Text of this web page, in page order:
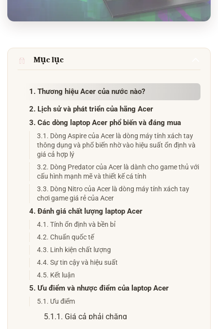
Mục lục
1. Thương hiệu Acer của nước nào?
2. Lịch sử và phát triển của hãng Acer
3. Các dòng laptop Acer phổ biến và đáng mua
3.1. Dòng Aspire của Acer là dòng máy tính xách tay
thông dụng và phổ biến nhờ vào hiệu suất ổn định và
giá cả hợp lý
3.2. Dòng Predator của Acer là dành cho game thủ với
cấu hình mạnh mẽ và thiết kế cá tính
3.3. Dòng Nitro của Acer là dòng máy tính xách tay
chơi game giá rẻ của Acer
4. Đánh giá chất lượng laptop Acer
4.1. Tính ổn định và bền bỉ
4.2. Chuẩn quốc tế
4.3. Linh kiện chất lượng
4.4. Sự tin cậy và hiệu suất
4.5. Kết luận
5. Ưu điểm và nhược điểm của laptop Acer
5.1. Ưu điểm
5.1.1. Giá cả phải chăng